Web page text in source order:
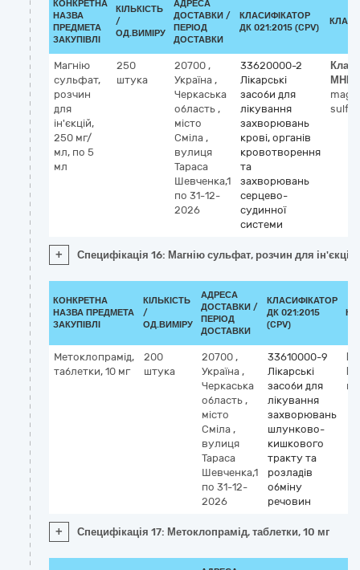
КОНКРЕТНА
НАЗВА
ПРЕДМЕТА
ЗАКУПІВЛІ
КІЛЬКІСТЬ
/
ОД.ВИМІРУ
АДРЕСА
ДОСТАВКИ /
ПЕРІОД
ДОСТАВКИ
КЛАСИФІКАТОР
ДК 021:2015 (CPV)
Магнію
сульфат,
розчин
для
ін'єкцій,
250 мг/
мл, по 5
мл
250
штука
20700 ,
Україна ,
Черкаська
область ,
місто
Сміла ,
вулиця
Тараса
Шевченка,1
по 31-12-
2026
33620000-2
Лікарські
засоби для
лікування
захворювань
крові, органів
кровотворення
та
захворювань
серцево-
судинної
системи
МНН
+ Специфікація 16: Магнію сульфат, розчин для
КОНКРЕТНА
НАЗВА ПРЕДМЕТА
ЗАКУПІВЛІ
КІЛЬКІСТЬ
/
ОД.ВИМІРУ
АДРЕСА
ДОСТАВКИ /
ПЕРІОД
ДОСТАВКИ
КЛАСИФІКАТОР
ДК 021:2015
(CPV)
Метоклопрамід,
таблетки, 10 мг
200
штука
20700 ,
Україна ,
Черкаська
область ,
місто
Сміла ,
вулиця
Тараса
Шевченка,1
по 31-12-
2026
33610000-9
Лікарські
засоби для
лікування
захворювань
шлунково-
кишкового
тракту та
розладів
обміну
речовин
+ Специфікація 17: Метоклопрамід, таблетки, 10 мг